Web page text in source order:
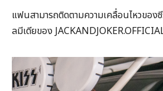
แฟนสามารถติดตามความเคลื่อนไหวของ
ลมีเดียของ